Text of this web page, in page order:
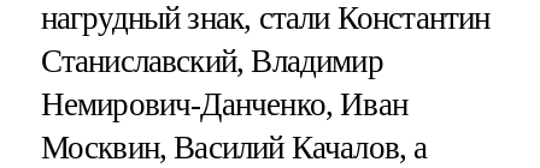
нагрудный знак, стали Константин
Станиславский, Владимир
Немирович-Данченко, Иван
Москвин, Василий Качалов, а